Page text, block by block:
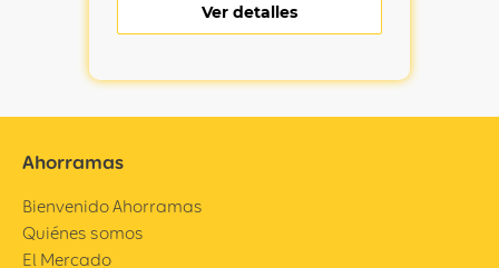
Ver detalles
Ahorramas
Bienvenido Ahorramas
Quiénes somos
El Mercado